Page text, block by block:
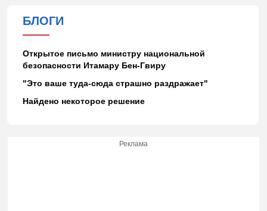
БЛОГИ
Открытое письмо министру национальной
безопасности Итамару Бен-Гвиру
"Это ваше туда-сюда страшно раздражает"
Найдено некоторое решение
Реклама